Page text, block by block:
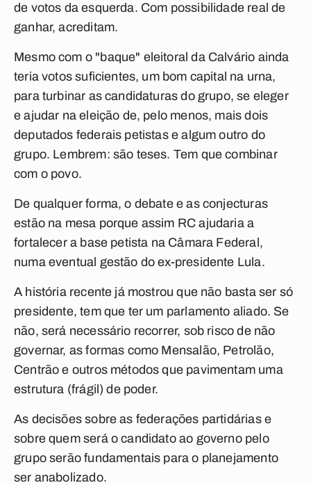
de votos da esquerda. Com possibilidade real de
ganhar, acreditam.
Mesmo com o "baque" eleitoral da Calvário ainda
teria votos suficientes, um bom capital na urna,
para turbinar as candidaturas do grupo, se eleger
e ajudar na eleição de, pelo menos, mais dois
deputados federais petistas e algum outro do
grupo. Lembrem: são teses. Tem que combinar
com o povo.
De qualquer forma, o debate e as conjecturas
estão na mesa porque assim RC ajudaria a
fortalecer a base petista na Câmara Federal,
numa eventual gestão do ex-presidente Lula.
A história recente já mostrou que não basta ser só
presidente, tem que ter um parlamento aliado. Se
não, será necessário recorrer, sob risco de não
governar, as formas como Mensalão, Petrolão,
Centrão e outros métodos que pavimentam uma
estrutura (frágil) de poder.
As decisões sobre as federações partidárias e
sobre quem será o candidato ao governo pelo
grupo serão fundamentais para o planejamento
ser anabolizado.